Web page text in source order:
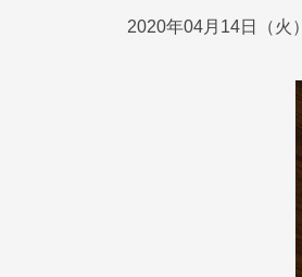
2020年04月14日（火）